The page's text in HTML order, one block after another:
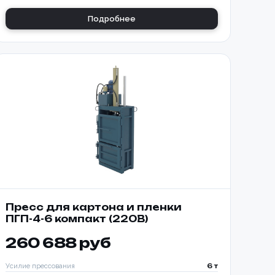
Подробнее
Пресс для картона и пленки
ПГП-4-6 компакт (220В)
260 688 руб
Усилие прессования 6 т
K